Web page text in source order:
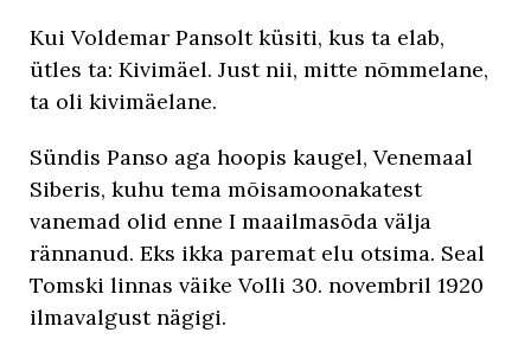
Kui Voldemar Pansolt küsiti, kus ta elab,
ütles ta: Kivimäel. Just nii, mitte nõmmelane,
ta oli kivimäelane.
Sündis Panso aga hoopis kaugel, Venemaal
Siberis, kuhu tema mõisamoonakatest
vanemad olid enne I maailmasõda välja
rännanud. Eks ikka paremat elu otsima. Seal
Tomski linnas väike Volli 30. novembril 1920
ilmavalgust nägigi.